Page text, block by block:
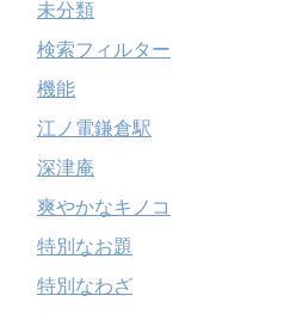
未分類
検索フィルター
機能
江ノ電鎌倉駅
深津庵
爽やかなキノコ
特別なお題
特別なわざ